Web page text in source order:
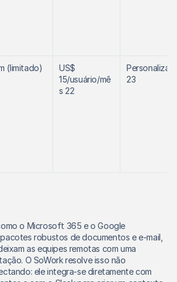
(limitado)
US$
15/usuário/mê
s 22
23
o Microsoft 365 e o Google
robustos de documentos e e-mail,
as equipes remotas com uma
O SoWork resolve isso não
ele integra-se diretamente com